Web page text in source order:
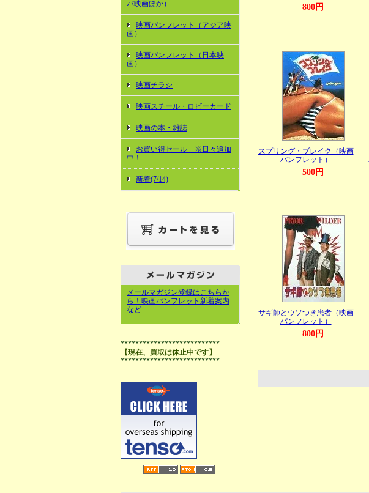
パ映画ほか）
映画パンフレット（アジア映
画）
映画パンフレット（日本映
画）
映画チラシ
映画スチール・ロビーカード
映画の本・雑誌
お買い得セール ※日々追加
中！
新着(7/14)
メールマガジン登録はこちらか
ら！映画パンフレット新着案内
など
***************************
【現在、買取は休止中です】
***************************
800円
スプリング・ブレイク（映画
パンフレット）
500円
サギ師とウソつき患者（映画
パンフレット）
800円